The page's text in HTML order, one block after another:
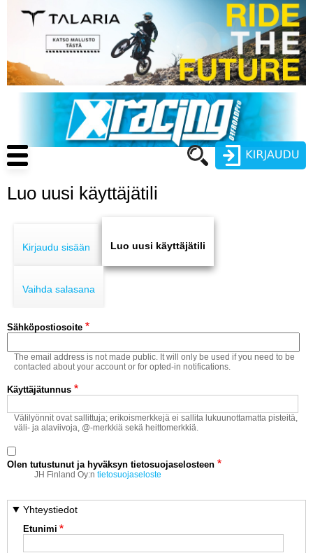
pääsisältöön
Käyttäjätunnus
Main
navigation
ENDURO
MOTOCROSS
MUUT LAJIT
YLEISTÄ ALALTA
LUE DIGILEHDET
ASIAKASPALVELU JA
MEDIATIEDOT
YHTEYSTIEDOT
Luo uusi käyttäjätili
tabs
Kirjaudu sisään Luo uusi käyttäjätili
Vaihda salasana
Sähköpostiosoite
The email address is not made public. It will only be used if you need to be
contacted about your account or for opted-in notifications.
Käyttäjätunnus
Välilyönnit ovat sallittuja; erikoismerkkejä ei sallita lukuunottamatta pisteitä,
väli- ja alaviivoja, @-merkkiä sekä heittomerkkiä.
Olen tutustunut ja hyväksyn tietosuojaselosteen
JH Finland Oy:ntietosuojaseloste
Yhteystiedot
Etunimi